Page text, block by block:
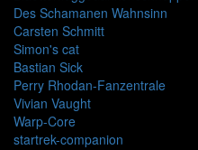
Des Schamanen Wahnsinn
Carsten Schmitt
Simon's cat
Bastian Sick
Perry Rhodan-Fanzentrale
Vivian Vaught
Warp-Core
startrek-companion